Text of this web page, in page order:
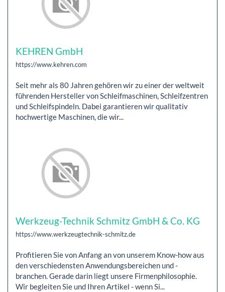
KEHREN GmbH
https://www.kehren.com
Seit mehr als 80 Jahren gehören wir zu einer der weltweit
führenden Hersteller von Schleifmaschinen, Schleifzentren
und Schleifspindeln. Dabei garantieren wir qualitativ
hochwertige Maschinen, die wir...
Werkzeug-Technik Schmitz GmbH & Co. KG
https://www.werkzeugtechnik-schmitz.de
Profitieren Sie von Anfang an von unserem Know-how aus
den verschiedensten Anwendungsbereichen und -
branchen. Gerade darin liegt unsere Firmenphilosophie.
Wir begleiten Sie und Ihren Artikel - wenn Si...